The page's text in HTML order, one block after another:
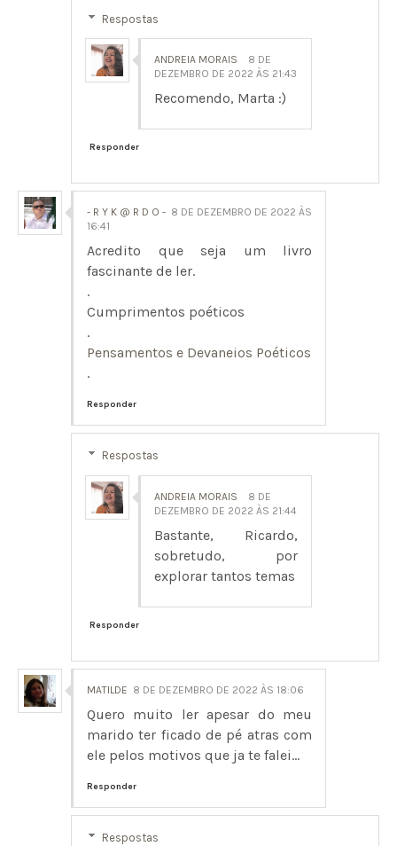
Respostas
ANDREIA MORAIS
8 DE
DEZEMBRO DE 2022 ÀS 21:43
Recomendo, Marta :)
Responder
- R Y K @ R D O - 8 DE DEZEMBRO DE 2022 ÀS
16:41
Acredito que seja um livro
fascinante de ler.
.
Cumprimentos poéticos
.
Pensamentos e Devaneios Poéticos
.
Responder
Respostas
ANDREIA MORAIS
8 DE
DEZEMBRO DE 2022 ÀS 21:44
Bastante, Ricardo,
sobretudo, por
explorar tantos temas
Responder
MATILDE 8 DE DEZEMBRO DE 2022 ÀS 18:06
Quero muito ler apesar do meu
marido ter ficado de pé atras com
ele pelos motivos que ja te falei...
Responder
Respostas